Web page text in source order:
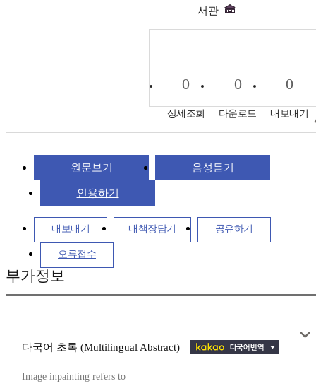
서관
0
상세조회
0
다운로드
0
내보내기
원문보기 음성듣기
인용하기
내보내기 내책장담기 공유하기
오류접수
부가정보
다국어 초록 (Multilingual Abstract)
Image inpainting refers to